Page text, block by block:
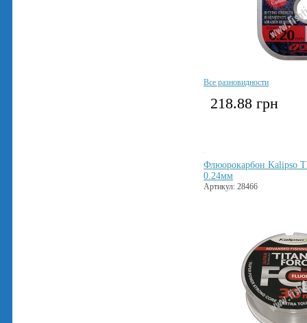
Все разновидности
218.88 грн
Флюорокарбон Kalipso
0.24мм
Артикул: 28466